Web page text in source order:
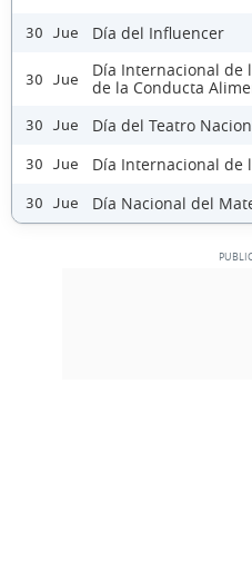
30 Jue Día del Influencer
30 Jue
Día Internacional de
de la Conducta
30 Jue Día del Teatro
30 Jue Día Internacional de
30 Jue Día Nacional del